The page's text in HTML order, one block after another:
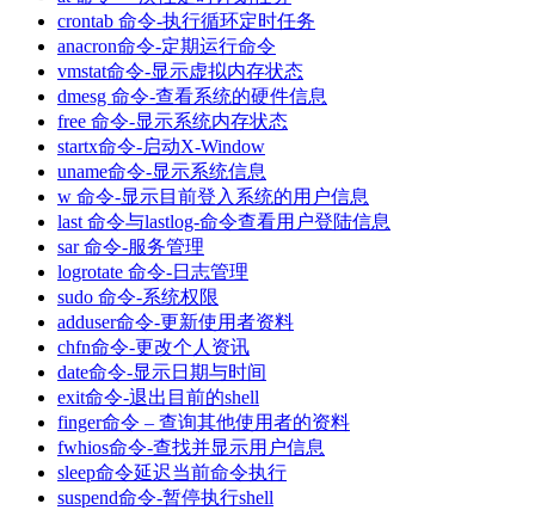
crontab 命令-执行循环定时任务
anacron命令-定期运行命令
vmstat命令-显示虚拟内存状态
dmesg 命令-查看系统的硬件信息
free 命令-显示系统内存状态
startx命令-启动X-Window
uname命令-显示系统信息
w 命令-显示目前登入系统的用户信息
last 命令与lastlog-命令查看用户登陆信息
sar 命令-服务管理
logrotate 命令-日志管理
sudo 命令-系统权限
adduser命令-更新使用者资料
chfn命令-更改个人资讯
date命令-显示日期与时间
exit命令-退出目前的shell
finger命令 – 查询其他使用者的资料
fwhios命令-查找并显示用户信息
sleep命令延迟当前命令执行
suspend命令-暂停执行shell